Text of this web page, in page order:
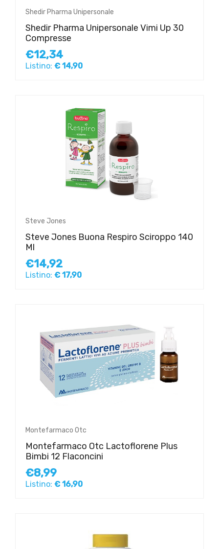
Shedir Pharma Unipersonale
Shedir Pharma Unipersonale Vimi Up 30
Compresse
€12,34
Listino: € 14,90
Steve Jones
Steve Jones Buona Respiro Sciroppo 140
Ml
€14,92
Listino: € 17,90
Montefarmaco Otc
Montefarmaco Otc Lactoflorene Plus
Bimbi 12 Flaconcini
€8,99
Listino: € 16,90